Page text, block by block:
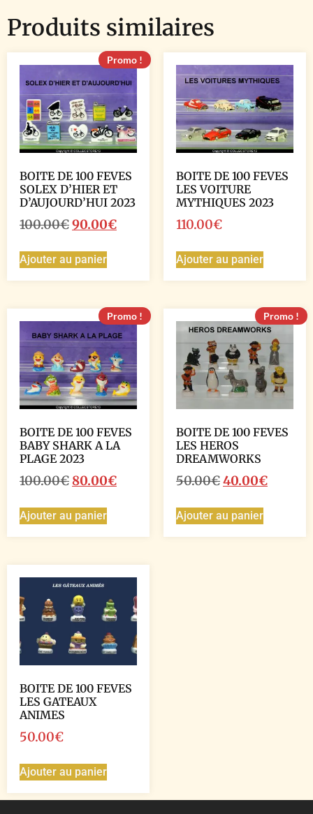
Produits similaires
Promo !
BOITE DE 100 FEVES
SOLEX D’HIER ET
D’AUJOURD’HUI 2023
100.00€90.00€
Ajouter au panier
BOITE DE 100 FEVES
LES VOITURE
MYTHIQUES 2023
110.00€
Ajouter au panier
Promo !
BOITE DE 100 FEVES
BABY SHARK A LA
PLAGE 2023
100.00€80.00€
Ajouter au panier
Promo !
BOITE DE 100 FEVES
LES HEROS
DREAMWORKS
50.00€40.00€
Ajouter au panier
BOITE DE 100 FEVES
LES GATEAUX
ANIMES
50.00€
Ajouter au panier